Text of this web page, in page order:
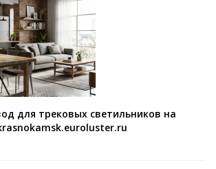
для трековых светильников на